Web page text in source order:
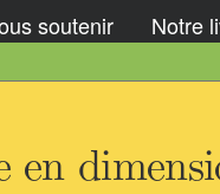
soutenir Notre
en